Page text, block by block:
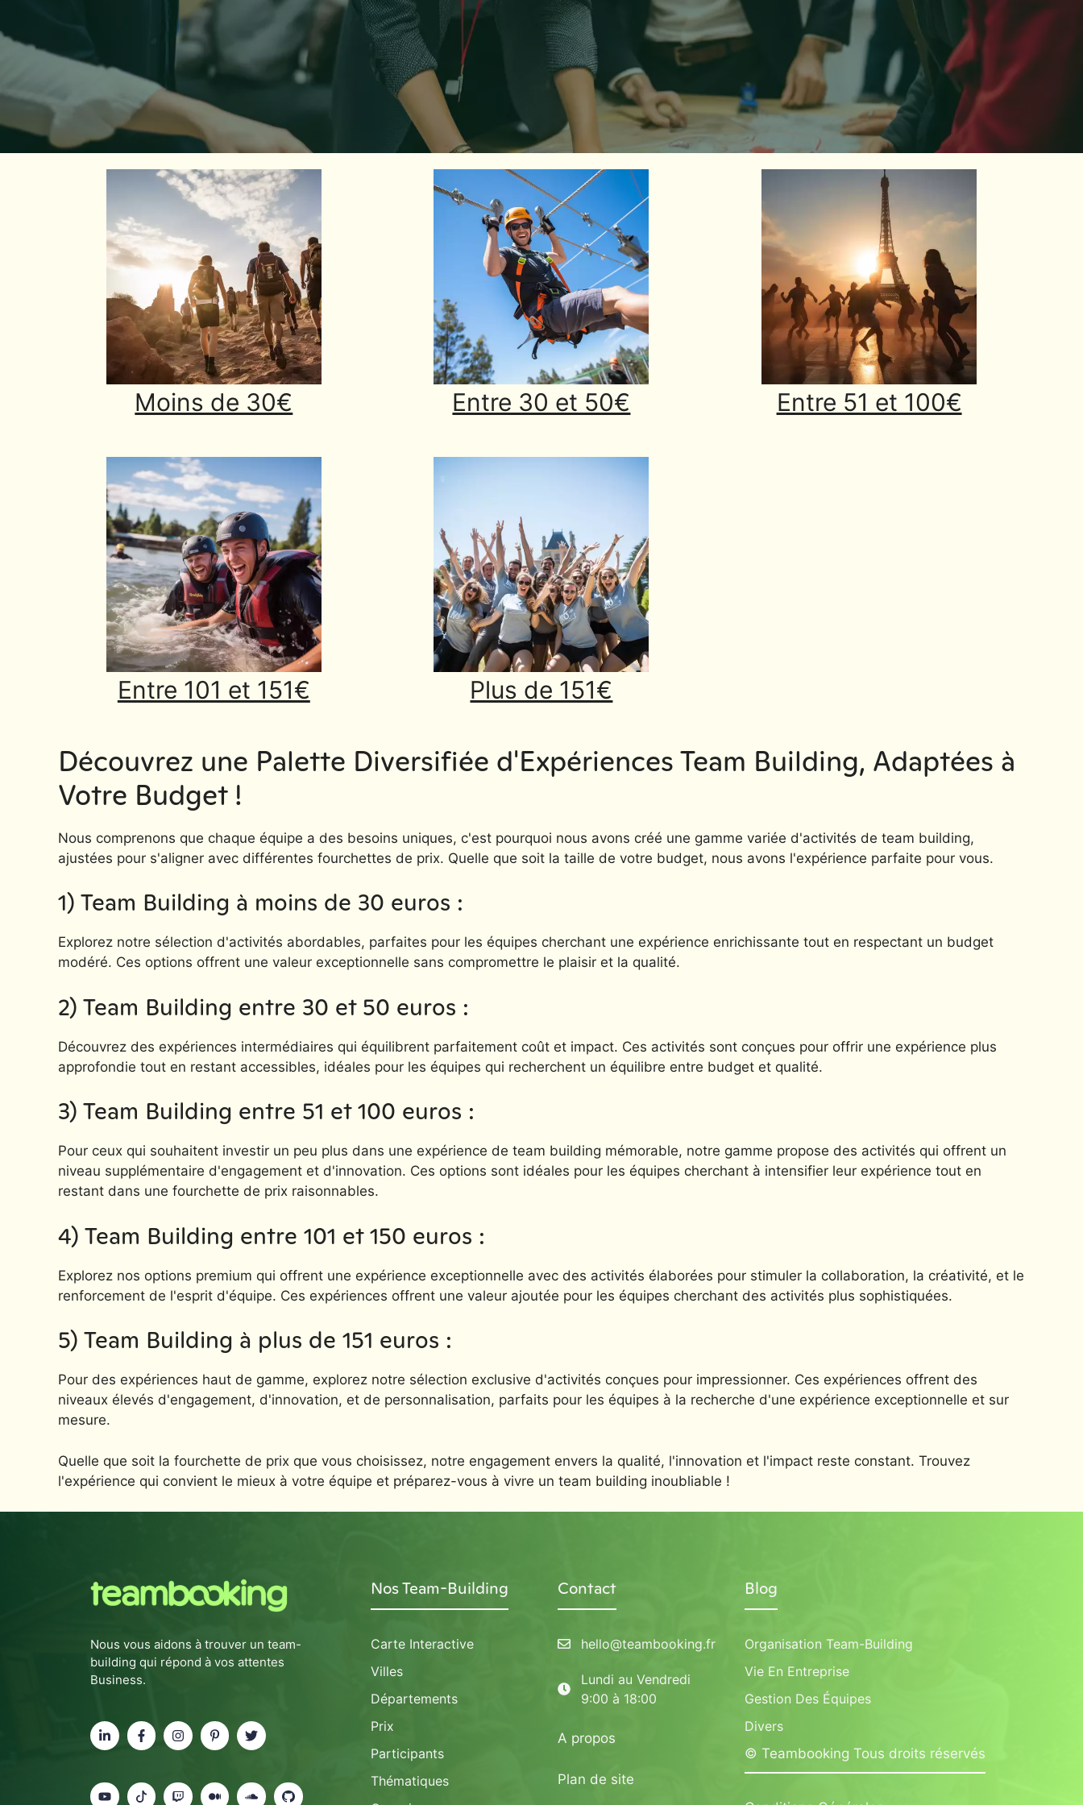
Moins de 30€ Entre 30 et 50€ Entre 51 et 100€
Entre 101 et 151€ Plus de 151€
Découvrez une Palette Diversifiée d'Expériences Team Building, Adaptées à
Votre Budget !
Nous comprenons que chaque équipe a des besoins uniques, c'est pourquoi nous avons créé une gamme variée d'activités de team building,
ajustées pour s'aligner avec différentes fourchettes de prix. Quelle que soit la taille de votre budget, nous avons l'expérience parfaite pour vous.
1) Team Building à moins de 30 euros :
Explorez notre sélection d'activités abordables, parfaites pour les équipes cherchant une expérience enrichissante tout en respectant un budget
modéré. Ces options offrent une valeur exceptionnelle sans compromettre le plaisir et la qualité.
2) Team Building entre 30 et 50 euros :
Découvrez des expériences intermédiaires qui équilibrent parfaitement coût et impact. Ces activités sont conçues pour offrir une expérience plus
approfondie tout en restant accessibles, idéales pour les équipes qui recherchent un équilibre entre budget et qualité.
3) Team Building entre 51 et 100 euros :
Pour ceux qui souhaitent investir un peu plus dans une expérience de team building mémorable, notre gamme propose des activités qui offrent un
niveau supplémentaire d'engagement et d'innovation. Ces options sont idéales pour les équipes cherchant à intensifier leur expérience tout en
restant dans une fourchette de prix raisonnables.
4) Team Building entre 101 et 150 euros :
Explorez nos options premium qui offrent une expérience exceptionnelle avec des activités élaborées pour stimuler la collaboration, la créativité, et le
renforcement de l'esprit d'équipe. Ces expériences offrent une valeur ajoutée pour les équipes cherchant des activités plus sophistiquées.
5) Team Building à plus de 151 euros :
Pour des expériences haut de gamme, explorez notre sélection exclusive d'activités conçues pour impressionner. Ces expériences offrent des
niveaux élevés d'engagement, d'innovation, et de personnalisation, parfaits pour les équipes à la recherche d'une expérience exceptionnelle et sur
mesure.
Quelle que soit la fourchette de prix que vous choisissez, notre engagement envers la qualité, l'innovation et l'impact reste constant. Trouvez
l'expérience qui convient le mieux à votre équipe et préparez-vous à vivre un team building inoubliable !
Nous vous aidons à trouver un team-
building qui répond à vos attentes
Business.
Nos Team-Building
Carte Interactive
Villes
Départements
Prix
Participants
Thématiques
Contact
hello@teambooking.fr
Lundi au Vendredi
9:00 à 18:00
A propos
Plan de site
Blog
Organisation Team-Building
Vie En Entreprise
Gestion Des Équipes
Divers
© Teambooking Tous droits réservés